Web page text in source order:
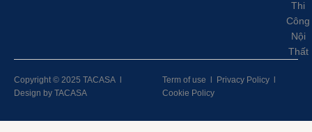
Thi
Công
Nội
Thất
Copyright © 2025 TACASA l
Design by TACASA
Term of use l Privacy Policy l
Cookie Policy